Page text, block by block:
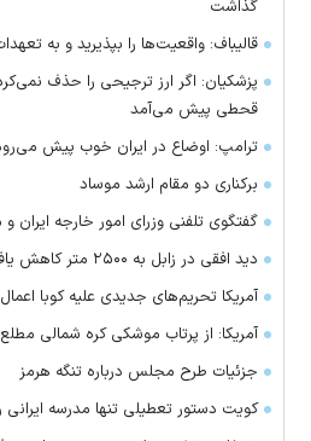
گذاشت
قالیباف: واقعیت‌ها را بپذیرید و به
پزشکیان: اگر ارز ترجیحی را حذف
قحطی پیش می‌آمد
ترامپ: اوضاع در ایران خوب پیش
برکناری دو مقام ارشد موساد
گفتگوی تلفنی وزرای امور خارجه ایران و
دید افقی در زابل به ۲۵۰۰ متر کاهش یافت
آمریکا تحریم‌های جدیدی علیه کوبا
آمریکا: از پرتاب موشکی کره شمالی
جزئیات طرح مجلس درباره تنگه هرمز
کویت دستور تعطیلی تنها مدرسه ایرانی